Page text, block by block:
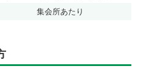
集会所あたり